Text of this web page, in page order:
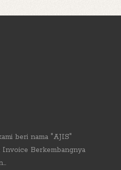
beri nama "AJIS"
Invoice Berkembangnya